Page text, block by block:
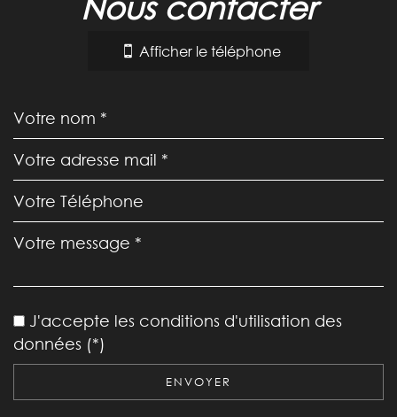
Mairie
statistiques
Afficher le téléphone
J'accepte les conditions d'utilisation des
données (*)
ENVOYER